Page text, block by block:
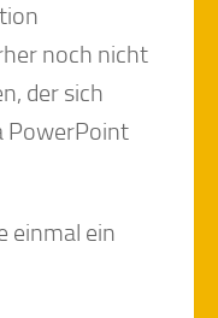
noch nicht
der sich
PowerPoint
einmal ein